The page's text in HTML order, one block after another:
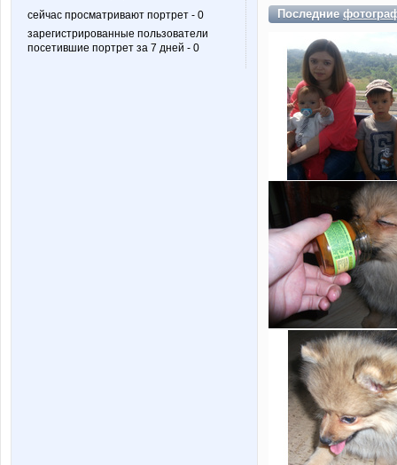
сейчас просматривают портрет - 0
зарегистрированные пользователи
посетившие портрет за 7 дней - 0
Последние